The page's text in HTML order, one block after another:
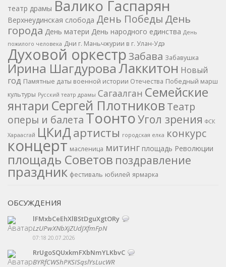
театр драмы Валико Гаспарян
Верхнеудинская слобода День Победы День
города День матери День народного единства День
пожилого человека Дни г. Маньчжурии в г. Улан-Удэ
Духовой оркестрЗабава Забавушка
Ирина ШагдуроваЛаккитон Новый
год Памятные даты военной истории Отечества Победный марш
культуры Русский театр драмы Сагаалган Семейские
янтари Сергей Плотников Театр
оперы и балета ТоонтоУгол зрения ФСК
Хараасгай ЦКиДартисты городская елка конкурс
концерт масленица митинг площадь Революции
площадь Советов поздравление
праздник фестиваль юбилей ярмарка
ОБСУЖДЕНИЯ
lFMxbCeEhXlBStDguXgtORy
LzUPwXNbXjZUdJXfmFpN
07:18 20.07.2026
RrUgoSQUxkmFXbNmYLKbvC
BYRfCWShPKSISqslYsLucWR